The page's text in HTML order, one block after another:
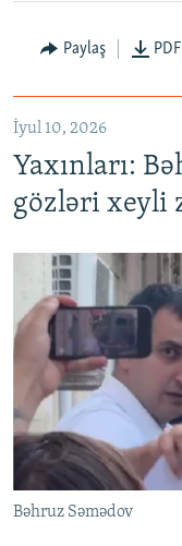
Paylaş PDF
İyul 10, 2026
Yaxınları:
gözləri xeyli
Bəhruz Səmədov